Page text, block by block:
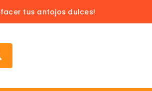
tus antojos dulces!